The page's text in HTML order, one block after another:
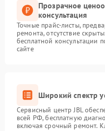
Прозрачное
консультация
Точные прайс-листы,
ремонта, отсутствие
бесплатной консультации
сайте
Широкий спектр
Сервисный центр JBL
всей РФ, бесплатную
включая срочный ремонт.